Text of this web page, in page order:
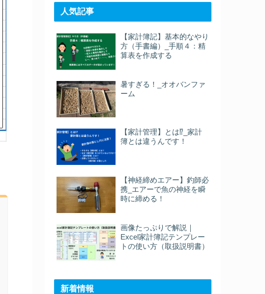
人気記事
【家計簿記】基本的なやり
方（手書編）_手順４：精
算表を作成する
暑すぎる！_オオバンファ
ーム
【家計管理】とは⁉_家計
簿とは違うんです！
【神経締めエアー】釣師必
携_エアーで魚の神経を瞬
時に締める！
画像たっぷりで解説｜
Excel家計簿記テンプレー
トの使い方（取扱説明書）
新着情報